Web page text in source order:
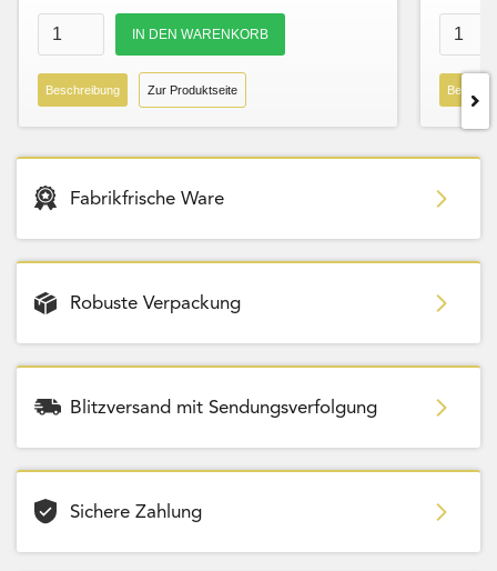
Beschreibung Zur Produktseite
Fabrikfrische Ware
Robuste Verpackung
Blitzversand mit Sendungsverfolgung
Sichere Zahlung